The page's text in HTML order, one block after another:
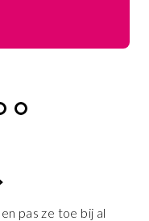
pas ze toe bij al